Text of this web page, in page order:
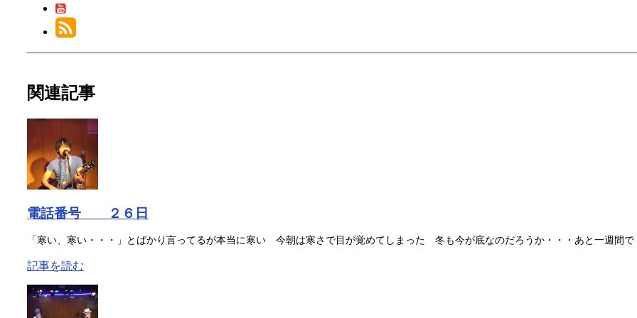
関連記事
電話番号 ２６日
「寒い、寒い・・・」とばかり言ってるが本当に寒い 今朝は寒さで目が覚めてしまった 冬も今が底なのだろうか・・・あと一週間で
記事を読む